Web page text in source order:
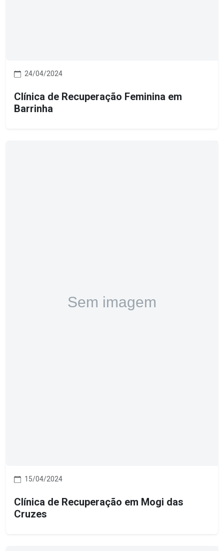
24/04/2024
Clínica de Recuperação Feminina em
Barrinha
15/04/2024
Clínica de Recuperação em Mogi das
Cruzes